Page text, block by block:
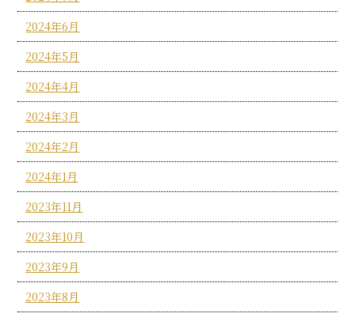
2024年6月
2024年5月
2024年4月
2024年3月
2024年2月
2024年1月
2023年11月
2023年10月
2023年9月
2023年8月